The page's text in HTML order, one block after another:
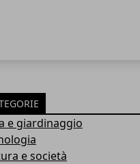
e giardinaggio
e società